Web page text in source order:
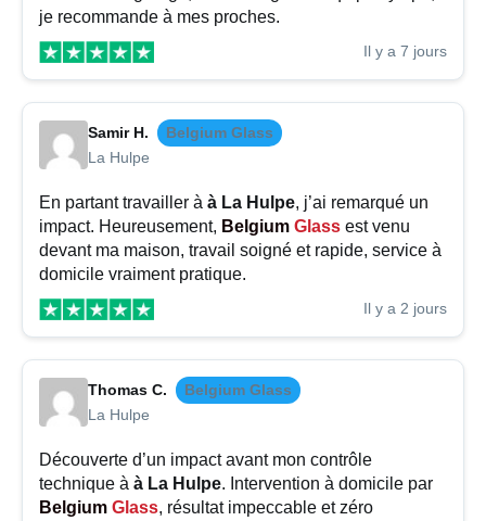
je recommande à mes proches.
Il y a 7 jours
Samir H.
Belgium Glass
La Hulpe
En partant travailler à à La Hulpe, j’ai remarqué un
impact. Heureusement, Belgium Glass est venu
devant ma maison, travail soigné et rapide, service à
domicile vraiment pratique.
Il y a 2 jours
Thomas C.
Belgium Glass
La Hulpe
Découverte d’un impact avant mon contrôle
technique à à La Hulpe. Intervention à domicile par
Belgium Glass, résultat impeccable et zéro